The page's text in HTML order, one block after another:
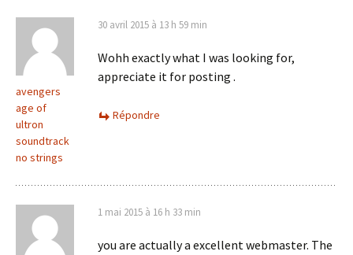
avengers
age of
ultron
soundtrack
no strings
30 avril 2015 à 13 h 59 min
Wohh exactly what I was looking for,
appreciate it for posting .
Répondre
1 mai 2015 à 16 h 33 min
you are actually a excellent webmaster. The